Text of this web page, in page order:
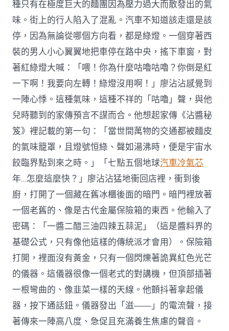
種只有在極度巨大的麵團因為壓力過大而散發出的氣
味。街上的行人陷入了混亂。汽車不知道該走還是該
停，因為無論從哪個方向看，都是綠燈。一個穿著西
裝的男人小心翼翼地把車停在路中央，搖下車窗，對
著紅綠燈大喊：「喂！你為什麼咕嚕咕嚕？你倒是紅
一下啊！我要向左轉！綠燈沒用啊！」廖沾沾感覺到
一陣心悸。這種氣味，這種不祥的「咕嚕」聲，與他
兒時聽到的家傳預言不謀而合。他想起家傳《沾醬秘
笈》裡記載的第一句：「當世間萬物的交通都被麵皮
的氣味籠罩，且燈號恒綠、聲如湯沸時，便是宇宙水
餃臨界點到來之時。」「七點五個地球汽車冷氣芯
年…怎麼這麼快？」廖沾沾猛地衝回店裡，衝到後
廚，打開了一個藏在舊冰櫃後面的暗門。暗門裡放著
一個老舊的、像是古代金屬保險箱的東西。他輸入了
密碼：「一醬二醋三油四辣五蒜泥」（這是醬料界的
基礎公式，只有像他這樣的傳統派才會用）。保險箱
打開，裡面沒有黃金，只有一個閃爍著詭異紅色光芒
的儀器。這儀器很像一個老式的對講機，但頂部插著
一根彎曲的、像韭菜一樣的天線。他顫抖著拿起儀
器，按下通話鈕。儀器發出「滋——」的電流聲，接
著傳來一陣高八度、急促且充滿養生焦慮的聲音。